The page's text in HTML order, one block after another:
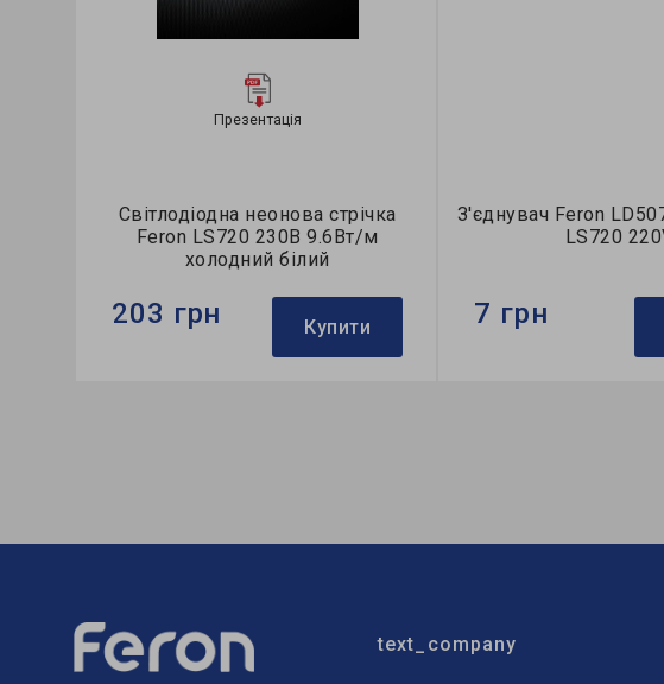
Презентація
Світлодіодна неонова стрічка
Feron LS720 230В 9.6Вт/м
холодний білий
203 грн Купити
З'єднувач Feron
LS720
7 грн
text_company